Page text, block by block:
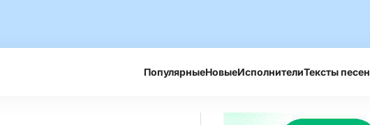
ПопулярныеНовыеИсполнителиТексты песен